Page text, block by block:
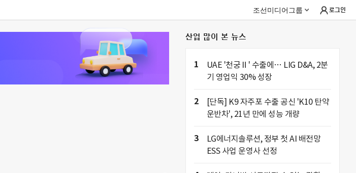
조선미디어그룹 로그인
산업 많이 본 뉴스